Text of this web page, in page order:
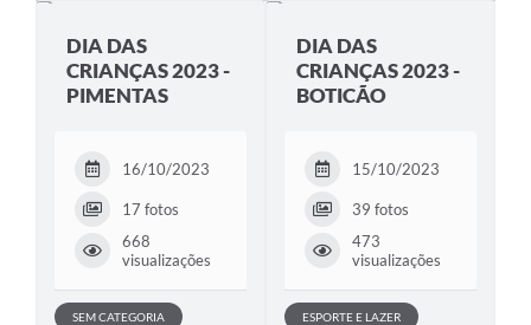
DIA DAS
CRIANÇAS 2023 -
PIMENTAS
16/10/2023
17 fotos
668
visualizações
SEM CATEGORIA
DIA DAS
CRIANÇAS 2023 -
BOTICÃO
15/10/2023
39 fotos
473
visualizações
ESPORTE E LAZER